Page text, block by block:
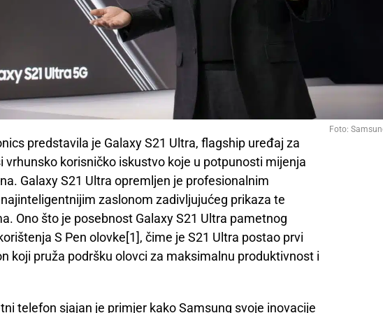
Foto:
predstavila je Galaxy S21 Ultra, flagship uređaj za
vrhunsko korisničko iskustvo koje u potpunosti mijenja
Galaxy S21 Ultra opremljen je profesionalnim
zaslonom zadivljujućeg prikaza te
Ono što je posebnost Galaxy S21 Ultra pametnog
S Pen olovke[1], čime je S21 Ultra postao prvi
koji pruža podršku olovci za maksimalnu produktivnost i
telefon sjajan je primjer kako Samsung svoje inovacije